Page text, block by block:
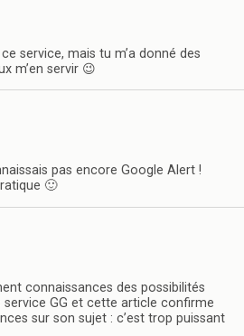
service, mais tu m’a donné des
m’en servir 😉
pas encore Google Alert !
🙂
connaissances des possibilités
GG et cette article confirme
sur son sujet : c’est trop puissant